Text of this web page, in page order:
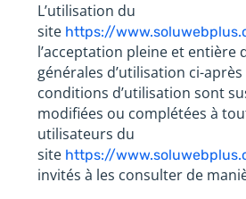
L’utilisation du
site https://
l’acceptation pleine et entière
générales d’utilisation ci-
conditions d’utilisation sont
modifiées ou complétées à
utilisateurs du
site https://
invités à les consulter de